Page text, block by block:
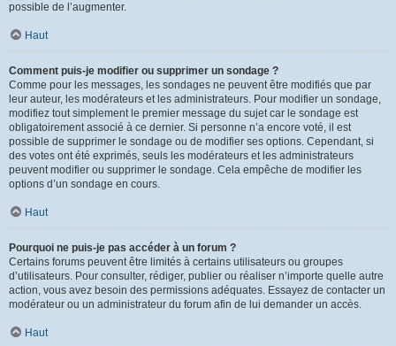
possible de l’augmenter.
Haut
Comment puis-je modifier ou supprimer un sondage ?
Comme pour les messages, les sondages ne peuvent être modifiés que par
leur auteur, les modérateurs et les administrateurs. Pour modifier un sondage,
modifiez tout simplement le premier message du sujet car le sondage est
obligatoirement associé à ce dernier. Si personne n’a encore voté, il est
possible de supprimer le sondage ou de modifier ses options. Cependant, si
des votes ont été exprimés, seuls les modérateurs et les administrateurs
peuvent modifier ou supprimer le sondage. Cela empêche de modifier les
options d’un sondage en cours.
Haut
Pourquoi ne puis-je pas accéder à un forum ?
Certains forums peuvent être limités à certains utilisateurs ou groupes
d’utilisateurs. Pour consulter, rédiger, publier ou réaliser n’importe quelle autre
action, vous avez besoin des permissions adéquates. Essayez de contacter un
modérateur ou un administrateur du forum afin de lui demander un accès.
Haut